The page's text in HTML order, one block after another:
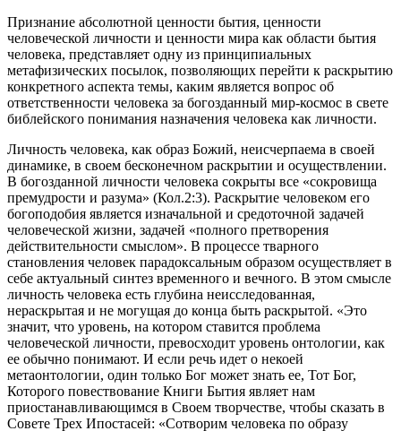
Признание абсолютной ценности бытия, ценности
человеческой личности и ценности мира как области бытия
человека, представляет одну из принципиальных
метафизических посылок, позволяющих перейти к раскрытию
конкретного аспекта темы, каким является вопрос об
ответственности человека за богозданный мир-космос в свете
библейского понимания назначения человека как личности.
Личность человека, как образ Божий, неисчерпаема в своей
динамике, в своем бесконечном раскрытии и осуществлении.
В богозданной личности человека сокрыты все «сокровища
премудрости и разума» (Кол.2:3). Раскрытие человеком его
богоподобия является изначальной и средоточной задачей
человеческой жизни, задачей «полного претворения
действительности смыслом». В процессе тварного
становления человек парадоксальным образом осуществляет в
себе актуальный синтез временного и вечного. В этом смысле
личность человека есть глубина неисследованная,
нераскрытая и не могущая до конца быть раскрытой. «Это
значит, что уровень, на котором ставится проблема
человеческой личности, превосходит уровень онтологии, как
ее обычно понимают. И если речь идет о некоей
метаонтологии, один только Бог может знать ее, Тот Бог,
Которого повествование Книги Бытия являет нам
приостанавливающимся в Своем творчестве, чтобы сказать в
Совете Трех Ипостасей: «Сотворим человека по образу